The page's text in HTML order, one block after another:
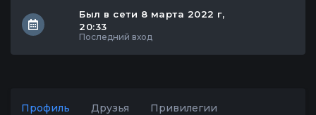
Был в сети 8 марта 2022 г,
20:33
Последний вход
Профиль Друзья Привилегии